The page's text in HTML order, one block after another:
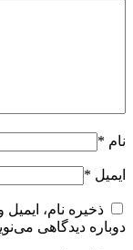
نام *
ایمیل *
ذخیره نام،
دوباره دیدگاهی